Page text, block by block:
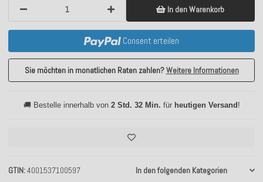
GTIN 4001537100597 In den folgenden Kategorien
In den Warenkorb
Consent erteilen
Sie möchten in monatlichen Raten zahlen?Weitere Informationen
🚚 Bestelle innerhalb von 2 Std. 32 Min. für heutigen Versand !